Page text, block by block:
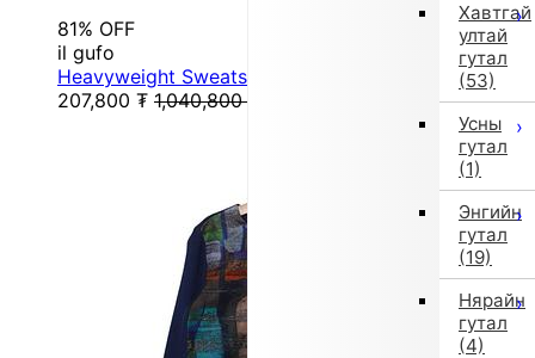
Хавтгай
ултай
гутал
(53)
Усны
гутал
(1)
Энгийн
гутал
(19)
Нярайн
гутал
(4)
81% OFF
il gufo
Heavyweight Sweatshirt (130 cm / Yellow)
207,800 ₮ 1,040,800